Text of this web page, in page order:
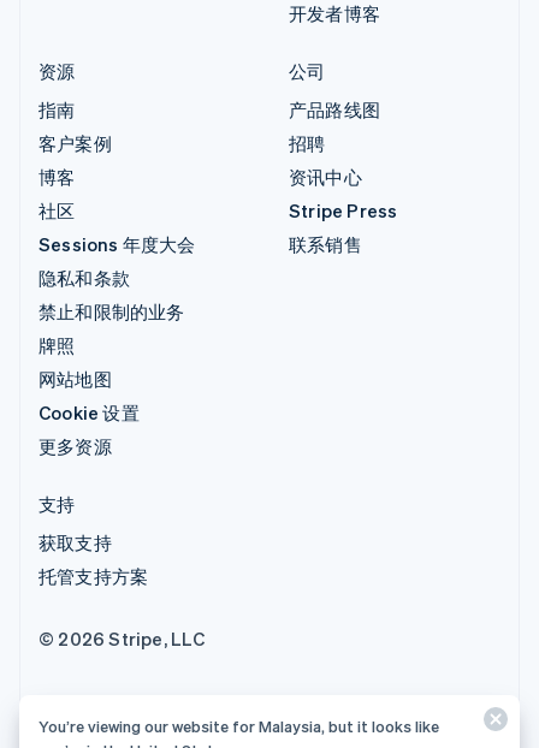
开发者博客
资源
指南
客户案例
博客
社区
Sessions 年度大会
隐私和条款
禁止和限制的业务
牌照
网站地图
Cookie 设置
更多资源
公司
产品路线图
招聘
资讯中心
Stripe Press
联系销售
支持
获取支持
托管支持方案
© 2026 Stripe, LLC
You’re viewing our website for Malaysia, but it looks like